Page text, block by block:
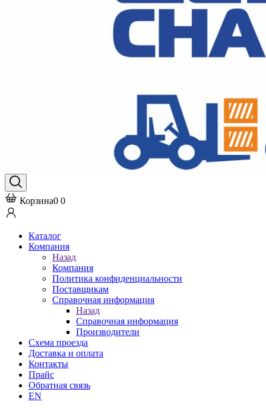
Корзина0 0
Каталог
Компания
Назад
Компания
Политика конфиденциальности
Поставщикам
Справочная информация
Назад
Справочная информация
Производители
Схема проезда
Доставка и оплата
Контакты
Прайс
Обратная связь
EN